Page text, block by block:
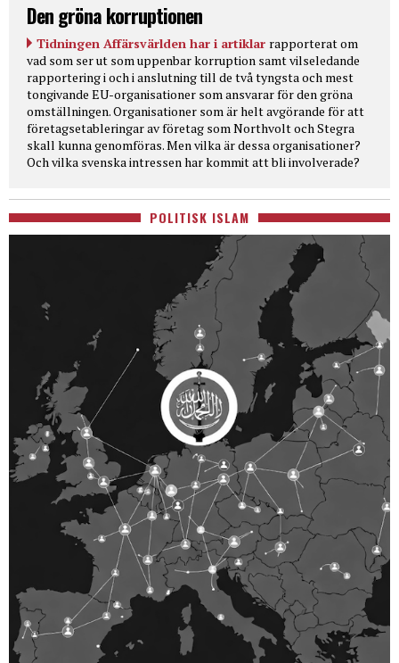
Den gröna korruptionen
Tidningen Affärsvärlden har i artiklar rapporterat om
vad som ser ut som uppenbar korruption samt vilseledande
rapportering i och i anslutning till de två tyngsta och mest
tongivande EU-organisationer som ansvarar för den gröna
omställningen. Organisationer som är helt avgörande för att
företagsetableringar av företag som Northvolt och Stegra
skall kunna genomföras. Men vilka är dessa organisationer?
Och vilka svenska intressen har kommit att bli involverade?
POLITISK ISLAM